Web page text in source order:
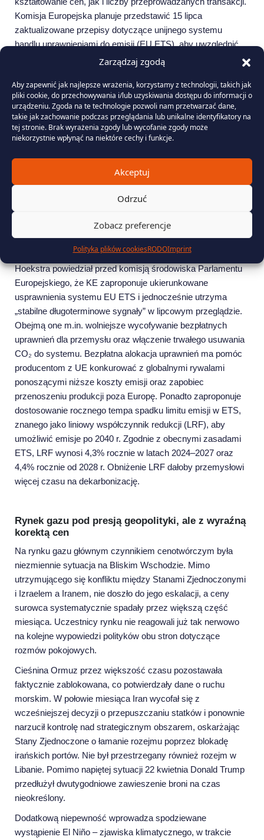
Zarządzaj zgodą
Aby zapewnić jak najlepsze wrażenia, korzystamy z technologii, takich jak
pliki cookie, do przechowywania i/lub uzyskiwania dostępu do informacji o
urządzeniu. Zgoda na te technologie pozwoli nam przetwarzać dane,
takie jak zachowanie podczas przeglądania lub unikalne identyfikatory na
tej stronie. Brak wyrażenia zgody lub wycofanie zgody może
niekorzystnie wpłynąć na niektóre cechy i funkcje.
Akceptuj
Odrzuć
Zobacz preferencje
Polityka plików cookiesRODOImprint
Komisja Europejska planuje przedstawić 15 lipca
zaktualizowane przepisy dotyczące unijnego systemu
handlu uprawnieniami do emisji (EU ETS), aby uwzględnić
unijny cel klimatyczny na rok 2040 oraz potrzeby przemysłu.
w maju, a większa zmienność powróci w czerwcu wraz ze
zbliżaniem się do rewizji EU ETS.
Oczekuje się, że KE rozważy wprowadzenie usuwania
dwutlenku węgla do systemu ETS oraz przedstawi sposoby
z korzyścią dla przemysłu. Ważne będzie również
przedyskutowane i uzgodnione przez Parlament Europejski
oraz Radę Ministrów UE, zanim staną się wiążące.
W poniedziałek 4 maja komisarz UE ds. klimatu Wopke
Hoekstra powiedział przed komisją środowiska Parlamentu
Europejskiego, że KE zaproponuje ukierunkowane
usprawnienia systemu EU ETS i jednocześnie utrzyma
„stabilne długoterminowe sygnały” w lipcowym przeglądzie.
Obejmą one m.in. wolniejsze wycofywanie bezpłatnych
uprawnień dla przemysłu oraz włączenie trwałego usuwania
CO₂ do systemu. Bezpłatna alokacja uprawnień ma pomóc
producentom z UE konkurować z globalnymi rywalami
ponoszącymi niższe koszty emisji oraz zapobiec
przenoszeniu produkcji poza Europę. Ponadto zaproponuje
dostosowanie rocznego tempa spadku limitu emisji w ETS,
znanego jako liniowy współczynnik redukcji (LRF), aby
umożliwić emisje po 2040 r. Zgodnie z obecnymi zasadami
ETS, LRF wynosi 4,3% rocznie w latach 2024–2027 oraz
4,4% rocznie od 2028 r. Obniżenie LRF dałoby przemysłowi
więcej czasu na dekarbonizację.
Rynek gazu pod presją geopolityki, ale z wyraźną
korektą cen
Na rynku gazu głównym czynnikiem cenotwórczym była
niezmiennie sytuacja na Bliskim Wschodzie. Mimo
utrzymującego się konfliktu między Stanami Zjednoczonymi
i Izraelem a Iranem, nie doszło do jego eskalacji, a ceny
surowca systematycznie spadały przez większą część
miesiąca. Uczestnicy rynku nie reagowali już tak nerwowo
na kolejne wypowiedzi polityków obu stron dotyczące
rozmów pokojowych.
Cieśnina Ormuz przez większość czasu pozostawała
faktycznie zablokowana, co potwierdzały dane o ruchu
morskim. W połowie miesiąca Iran wycofał się z
wcześniejszej decyzji o przepuszczaniu statków i ponownie
narzucił kontrolę nad strategicznym obszarem, oskarżając
Stany Zjednoczone o łamanie rozejmu poprzez blokadę
irańskich portów. Nie był przestrzegany również rozejm w
Libanie. Pomimo napiętej sytuacji 22 kwietnia Donald Trump
przedłużył dwutygodniowe zawieszenie broni na czas
nieokreślony.
Dodatkową niepewność wprowadza spodziewane
wystąpienie El Niño – zjawiska klimatycznego, w trakcie